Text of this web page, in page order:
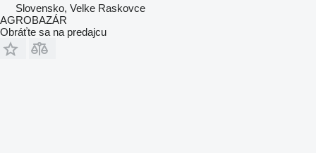
Slovensko, Velke Raskovce
AGROBAZÁR
Obráťte sa na predajcu